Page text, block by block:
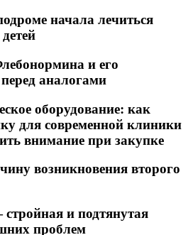
начала лечиться
и его
аналогами
оборудование: как
для современной клиники
внимание при закупке
возникновения второго
и подтянутая
проблем